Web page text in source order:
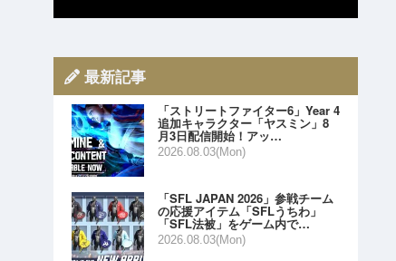
最新記事
「ストリートファイター6」Year 4
追加キャラクター「ヤスミン」8
月3日配信開始！アッ…
2026.08.03(Mon)
「SFL JAPAN 2026」参戦チーム
の応援アイテム「SFLうちわ」
「SFL法被」をゲーム内で…
2026.08.03(Mon)